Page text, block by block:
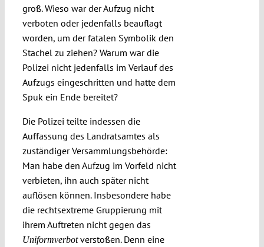
groß. Wieso war der Aufzug nicht
verboten oder jedenfalls beauflagt
worden, um der fatalen Symbolik den
Stachel zu ziehen? Warum war die
Polizei nicht jedenfalls im Verlauf des
Aufzugs eingeschritten und hatte dem
Spuk ein Ende bereitet?
Die Polizei teilte indessen die
Auffassung des Landratsamtes als
zuständiger Versammlungsbehörde:
Man habe den Aufzug im Vorfeld nicht
verbieten, ihn auch später nicht
auflösen können. Insbesondere habe
die rechtsextreme Gruppierung mit
ihrem Auftreten nicht gegen das
Uniformverbotverstoßen. Denn eine